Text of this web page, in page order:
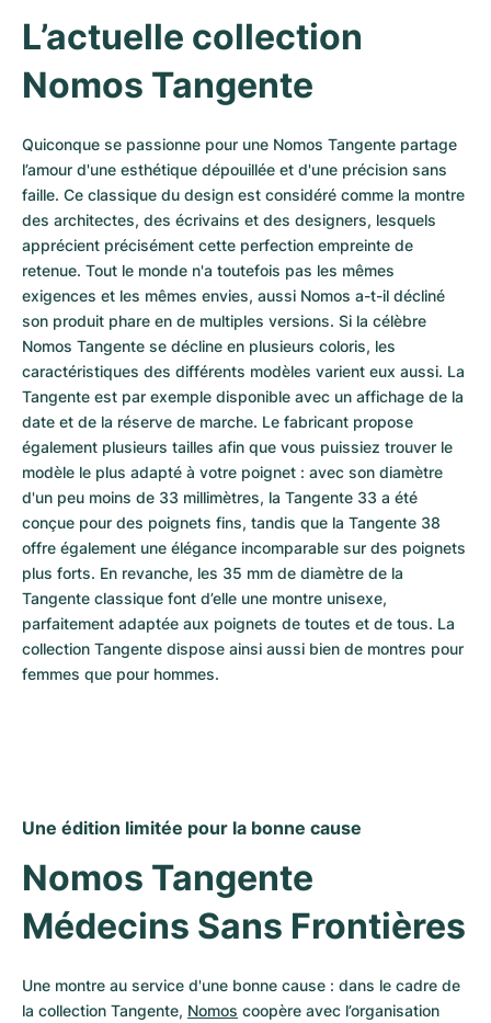
L’actuelle collection
Nomos Tangente
Quiconque se passionne pour une Nomos Tangente partage
l’amour d'une esthétique dépouillée et d'une précision sans
faille. Ce classique du design est considéré comme la montre
des architectes, des écrivains et des designers, lesquels
apprécient précisément cette perfection empreinte de
retenue. Tout le monde n'a toutefois pas les mêmes
exigences et les mêmes envies, aussi Nomos a-t-il décliné
son produit phare en de multiples versions. Si la célèbre
Nomos Tangente se décline en plusieurs coloris, les
caractéristiques des différents modèles varient eux aussi. La
Tangente est par exemple disponible avec un affichage de la
date et de la réserve de marche. Le fabricant propose
également plusieurs tailles afin que vous puissiez trouver le
modèle le plus adapté à votre poignet : avec son diamètre
d'un peu moins de 33 millimètres, la Tangente 33 a été
conçue pour des poignets fins, tandis que la Tangente 38
offre également une élégance incomparable sur des poignets
plus forts. En revanche, les 35 mm de diamètre de la
Tangente classique font d’elle une montre unisexe,
parfaitement adaptée aux poignets de toutes et de tous. La
collection Tangente dispose ainsi aussi bien de montres pour
femmes que pour hommes.
Une édition limitée pour la bonne cause
Nomos Tangente
Médecins Sans Frontières
Une montre au service d'une bonne cause : dans le cadre de
la collection Tangente, Nomos coopère avec l’organisation